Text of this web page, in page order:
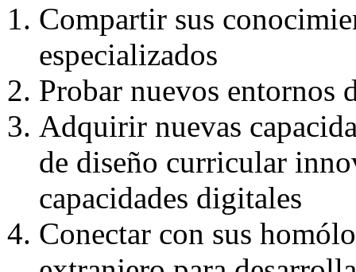
Compartir sus
especializados
Probar nuevos entornos
Adquirir nuevas
de diseño curricular
capacidades digitales
Conectar con sus